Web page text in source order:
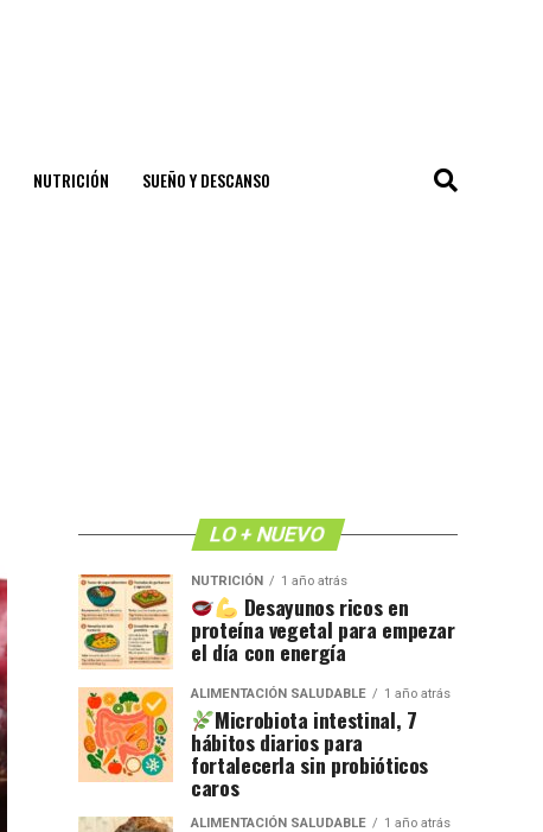
NUTRICIÓN SUEÑO Y DESCANSO
LO + NUEVO
NUTRICIÓN 1 año atrás
Desayunos ricos en
proteína vegetal para empezar
el día con energía
ALIMENTACIÓN SALUDABLE 1 año atrás
Microbiota intestinal, 7
hábitos diarios para
fortalecerla sin probióticos
caros
ALIMENTACIÓN SALUDABLE 1 año atrás